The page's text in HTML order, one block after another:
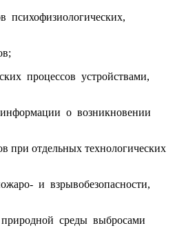
психофизиологических,
процессов устройствами,
информации о возникновении
при отдельных технологических
и взрывобезопасности,
среды выбросами